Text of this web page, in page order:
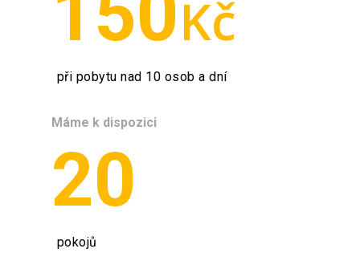
Kč
při pobytu nad 10 osob a dní
Máme k dispozici
20
pokojů